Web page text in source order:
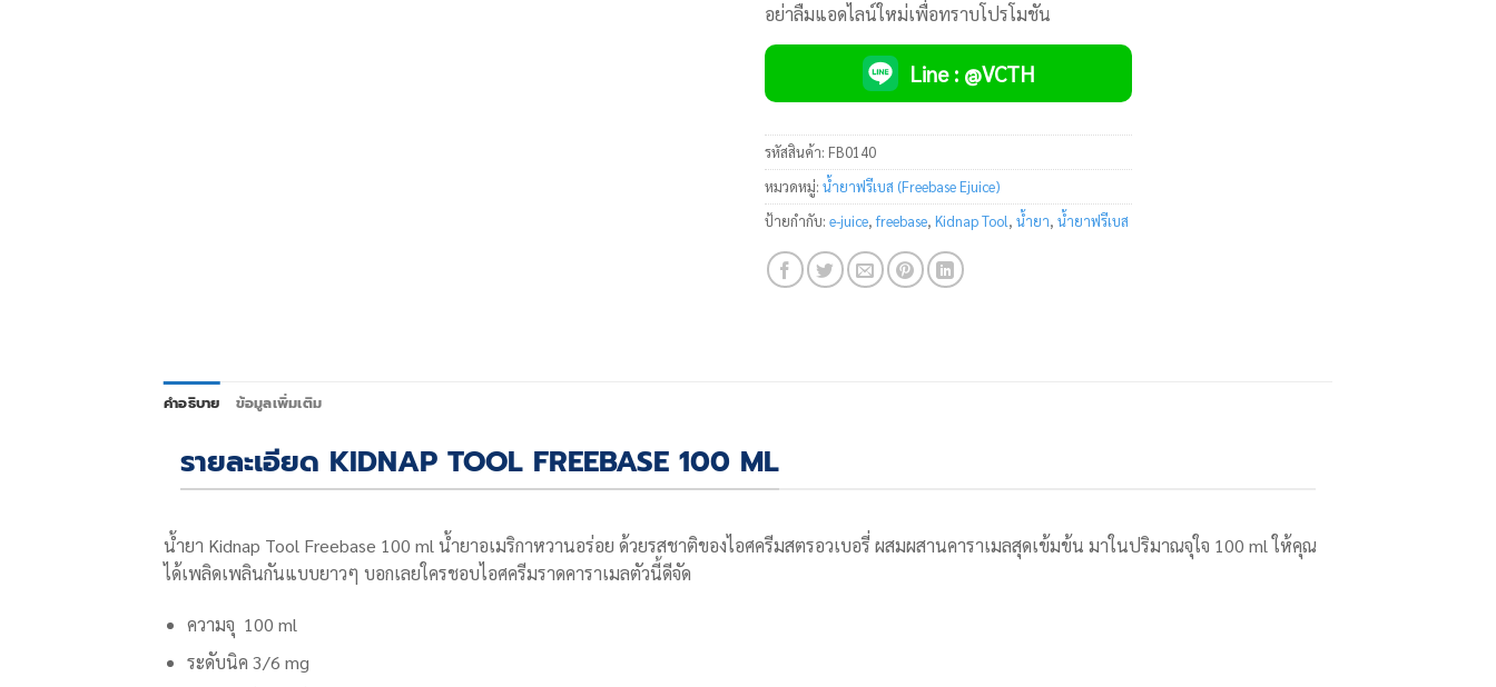
อย่าลืมแอดไลน์ใหม่เพื่อทราบโปรโมชัน
Line : @VCTH
รหัสสินค้า: FB0140
หมวดหมู่: น้ำยาฟรีเบส (Freebase Ejuice)
ป้ายกำกับ: e-juice,freebase, Kidnap Tool, น้ำยา, น้ำยาฟรีเบส
คำอธิบาย ข้อมูลเพิ่มเติม
รายละเอียด KIDNAP TOOL FREEBASE 100 ML
น้ำยา Kidnap Tool Freebase 100 ml น้ำยาอเมริกาหวานอร่อย ด้วยรสชาติของไอศครีมสตรอวเบอรี่ ผสมผสานคาราเมลสุดเข้มข้น มาในปริมาณจุใจ 100 ml ให้คุณ
ได้เพลิดเพลินกันแบบยาวๆ บอกเลยใครชอบไอศครีมราดคาราเมลตัวนี้ดีจัด
ความจุ 100 ml
ระดับนิค 3/6 mg